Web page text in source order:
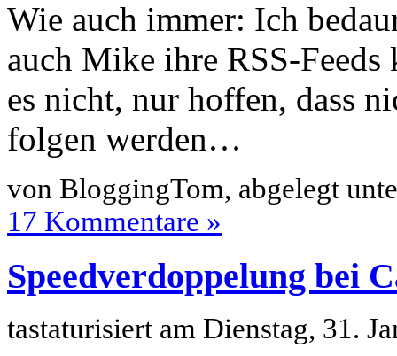
Wie auch immer: Ich
auch Mike ihre RSS-
es nicht, nur hoffen, dass
folgen werden…
von BloggingTom, abgelegt
17 Kommentare »
Speedverdoppelung bei
tastaturisiert am Dienstag, 31.